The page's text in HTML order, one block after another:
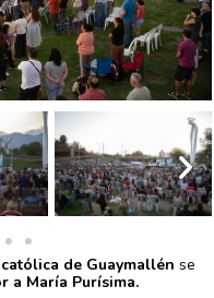
de Guaymallén se
a María Purísima.